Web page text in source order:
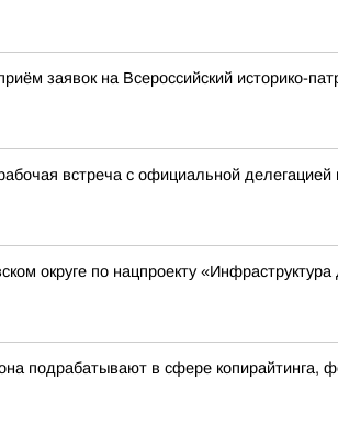
заявок на Всероссийский историко-
встреча с официальной
округе по нацпроекту
подрабатывают в сфере копирайтинга,